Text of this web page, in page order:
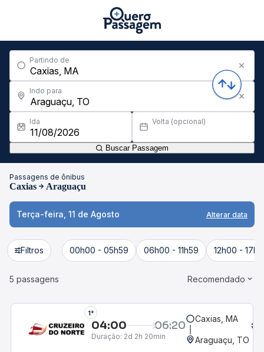
Partindo de
Indo para
Ida Volta (opcional)
Buscar Passagem
Passagens de ônibus
Caxias Araguaçu
Terça-feira, 11 de Agosto Alterar data
Filtros 00h00 - 05h59 06h00 - 11h59 12h00 -
5 passagens Recomendado
1°
04:00 06:20
Duração: 2d 2h 20min
Caxias, MA
Araguaçu, TO